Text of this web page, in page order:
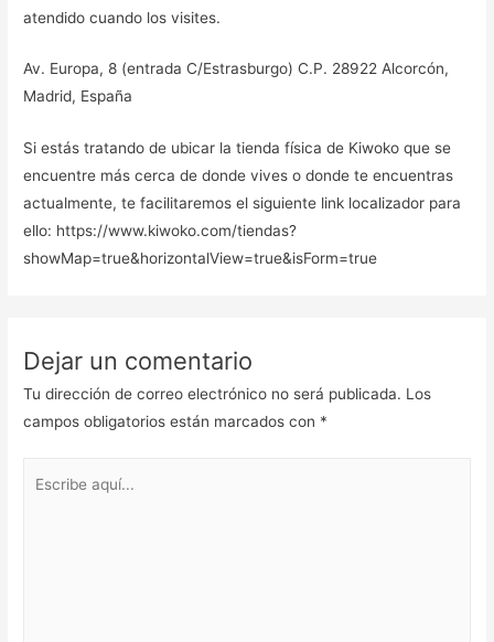
atendido cuando los visites.
Av. Europa, 8 (entrada C/Estrasburgo) C.P. 28922 Alcorcón,
Madrid, España
Si estás tratando de ubicar la tienda física de Kiwoko que se
encuentre más cerca de donde vives o donde te encuentras
actualmente, te facilitaremos el siguiente link localizador para
ello: https://www.kiwoko.com/tiendas?
showMap=true&horizontalView=true&isForm=true
Dejar un comentario
Tu dirección de correo electrónico no será publicada. Los
campos obligatorios están marcados con *